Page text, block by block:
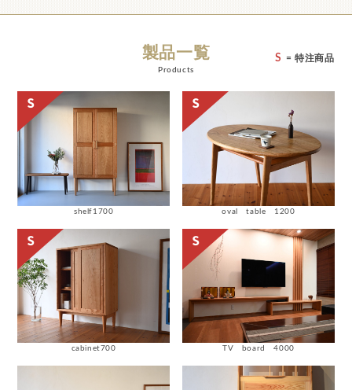
製品一覧
Products
S = 特注商品
shelf1700 oval table 1200
cabinet700 TV board 4000